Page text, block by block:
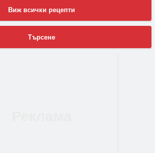
Виж всички рецепти
Търсене